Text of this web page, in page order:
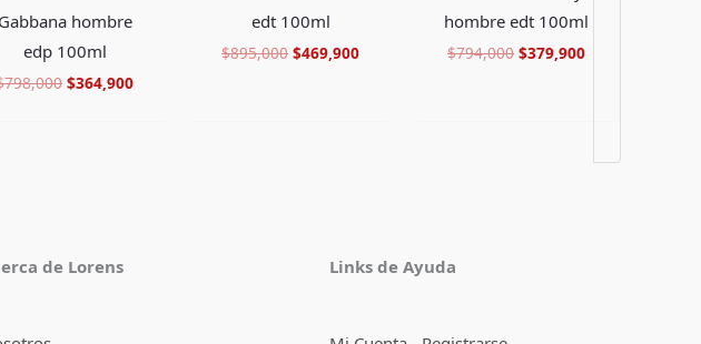
Gabbana hombre
edp 100ml
798,000 $364,900
edt 100ml
$895,000 $469,900
hombre edt 100ml
$794,000 $379,900
de Lorens Links de Ayuda